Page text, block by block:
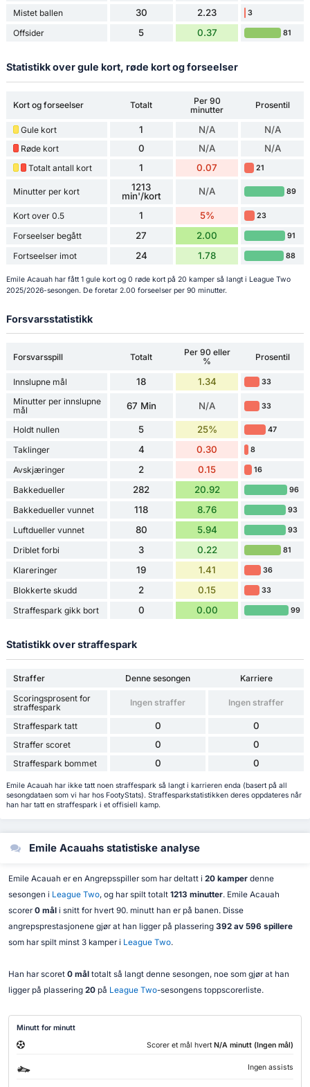
Mistet ballen 30 2.23 3
Offsider 5 0.37 81
Statistikk over gule kort, røde kort og forseelser
Kort og forseelser Totalt
Per 90
minutter
Prosentil
Gule kort 1 N/A N/A
Røde kort 0 N/A N/A
Totalt antall kort 1 0.07 21
Minutter per kort
1213
min'/kort
N/A 89
Kort over 0.5 1 5% 23
Forseelser begått 27 2.00 91
Fortseelser imot 24 1.78 88
Emile Acauah har fått 1 gule kort og 0 røde kort på 20 kamper så langt i League Two
2025/2026-sesongen. De foretar 2.00 forseelser per 90 minutter.
Forsvarsstatistikk
Forsvarsspill Totalt
Per 90 eller
%
Prosentil
Innslupne mål 18 1.34 33
Minutter per innslupne
mål
67 Min N/A 33
Holdt nullen 5 25% 47
Taklinger 4 0.30 8
Avskjæringer 2 0.15 16
Bakkedueller 282 20.92 96
Bakkedueller vunnet 118 8.76 93
Luftdueller vunnet 80 5.94 93
Driblet forbi 3 0.22 81
Klareringer 19 1.41 36
Blokkerte skudd 2 0.15 33
Straffespark gikk bort 0 0.00 99
Statistikk over straffespark
Straffer Denne sesongen
Karriere
Scoringsprosent for
straffespark
Ingen straffer Ingen straffer
Straffespark tatt 0 0
Straffer scoret 0 0
Straffespark bommet 0 0
Emile Acauah har ikke tatt noen straffespark så langt i karrieren enda (basert på all
sesongdataen som vi har hos FootyStats). Straffesparkstatistikken deres oppdateres når
han har tatt en straffespark i et offisiell kamp.
Emile Acauahs statistiske analyse
Emile Acauah er en Angrepsspiller som har deltatt i 20 kamperdenne
sesongen i League Two, og har spilt totalt 1213 minutter. Emile Acauah
scorer 0 måli snitt for hvert 90. minutt han er på banen. Disse
angrepsprestasjonene gjør at han ligger på plassering 392 av 596 spillere
som har spilt minst 3 kamper i League Two.
Han har scoret 0 måltotalt så langt denne sesongen, noe som gjør at han
ligger på plassering 20på League Two-sesongens toppscorerliste.
Minutt for minutt
Scorer et mål hvertN/A minutt (Ingen mål)
Ingen assists